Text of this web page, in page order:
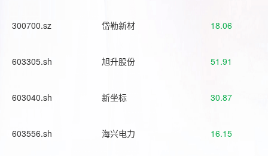
300700.sz 岱勒新材 18.06
603305.sh 旭升股份 51.91
603040.sh 新坐标 30.87
603556.sh 海兴电力 16.15